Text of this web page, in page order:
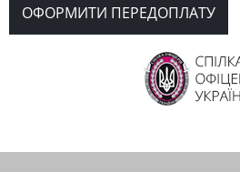
ОФОРМИТИ ПЕРЕДОПЛАТУ